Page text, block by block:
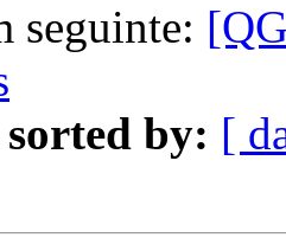
seguinte:
sorted by: [